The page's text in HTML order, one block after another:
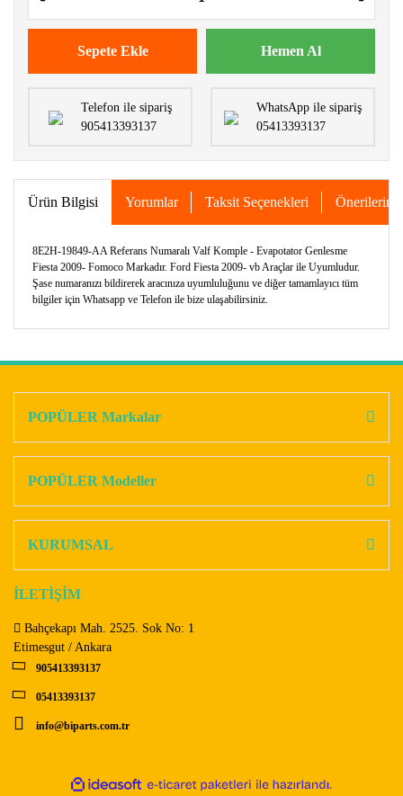
Sepete Ekle Hemen Al
Telefon ile sipariş
905413393137
WhatsApp ile sipariş
05413393137
Ürün Bilgisi Yorumlar Taksit Seçenekleri Önerileriniz
8E2H-19849-AA Referans Numaralı Valf Komple - Evapotator Genlesme
Fiesta 2009- Fomoco Markadır. Ford Fiesta 2009- vb Araçlar ile Uyumludur.
Şase numaranızı bildirerek aracınıza uyumluluğunu ve diğer tamamlayıcı tüm
bilgiler için Whatsapp ve Telefon ile bize ulaşabilirsiniz.
Ürün açıklamasında eksik bilgiler bulunuyor.
Bu ürüne benzer farklı alternatifler olmalı.
POPÜLER Markalar
POPÜLER Modeller
KURUMSAL
İLETİŞİM
Bahçekapı Mah. 2525. Sok No: 1
Etimesgut / Ankara
905413393137
05413393137
info@biparts.com.tr
ideasoft
e-